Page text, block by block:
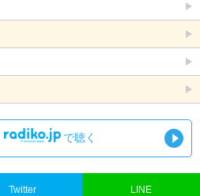
で聴く
Twitter LINE